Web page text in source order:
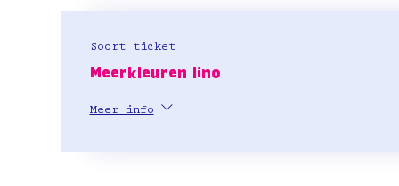
Soort ticket
Meerkleuren lino
Meer info